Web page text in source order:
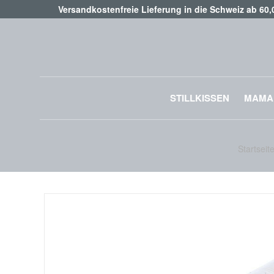
Versandkostenfreie Lieferung in die Schweiz ab
STILLKISSEN MAMA
Startseite